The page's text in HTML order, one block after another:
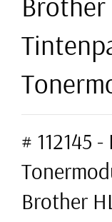
# 112145
Brother